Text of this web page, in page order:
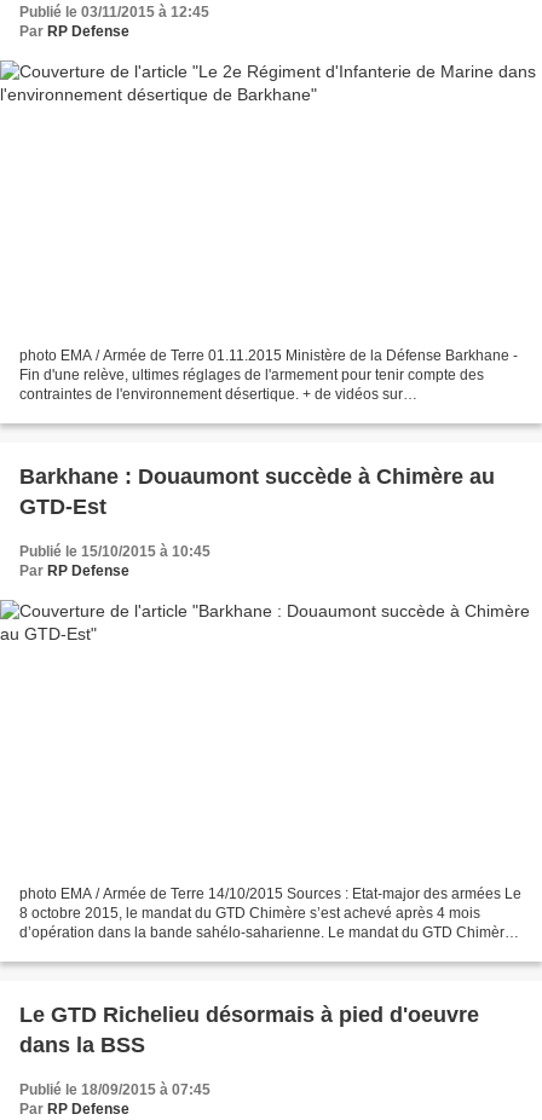
Publié le 03/11/2015 à 12:45
Par RP Defense
photo EMA / Armée de Terre 01.11.2015 Ministère de la Défense Barkhane -
Fin d'une relève, ultimes réglages de l'armement pour tenir compte des
contraintes de l'environnement désertique. + de vidéos sur
Barkhane : Douaumont succède à Chimère au
GTD-Est
Publié le 15/10/2015 à 10:45
Par RP Defense
photo EMA / Armée de Terre 14/10/2015 Sources : Etat-major des armées Le
8 octobre 2015, le mandat du GTD Chimère s’est achevé après 4 mois
d’opération dans la bande sahélo-saharienne. Le mandat du GTD Chimère,
Le GTD Richelieu désormais à pied d'oeuvre
dans la BSS
Publié le 18/09/2015 à 07:45
Par RP Defense